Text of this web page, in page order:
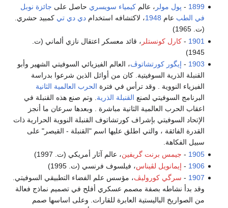
1899
- پول مولر ، عالمكيمياء سويسري حاصل على جائزة نوبل
في الطب عام 1948، لاكتشافه استخدامدي دي تي كمبيد حشري.
(ت. 1965)
1901
-كارل كونستلر ، قائد معسكر اعتقال نازي ألماني (ت.
1945)
1903
- إيگور كورتشاتوڤ، العالم الفيزيائي السوفيتي الشهير وأبو
القنبلة الذرية السوفيتية. كان من أوائل الذين شرعوا بدراسة
الفيزياء النووية . وقد ترأس في فترة الحرب العالمية الثانية
البرنامج السوفيتي لصنع القنبلة الذرية. وتم صنع هذه القنبلة في
اعقاب الحرب العالمية الثانية مباشرة . وبعدها سرعان ما أنجز
الإتحاد السوفيتي بإشراف كورتشاتوف القنبلة النووية الحرارية ذات
القدرة الفائقة ، والتي اطلق عليها اسم "القنبلة - القيصر" على
سبيل الفكاهة.
1905
- جيمس برنت گريفين، عالم آثار أمريكي (ت. 1997)
1906
- إيمانويل لڤيناس، فيلسوف فرنسي (ت. 1995)
1907
- سرگي كوروليڤ، مؤسس علم الفضاء التطبيقي السوفيتي.
وقد بدأ نشاطه بصفة مصمم عسكري أفلح في تصميم نماذج فعالة
من الصواريخ الباليستية العابرة للقارات. وعلى اساسها صمم